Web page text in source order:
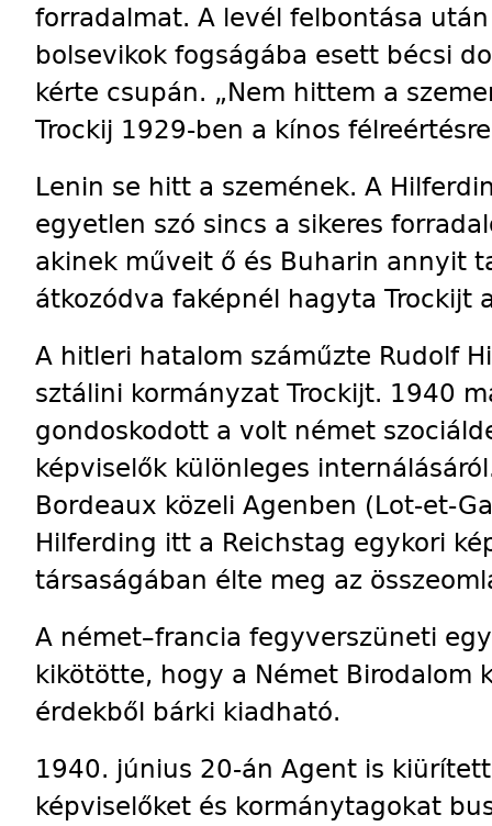
forradalmat. A levél felbontása
bolsevikok fogságába esett bécsi
kérte csupán. „Nem hittem a
Trockij 1929-ben a kínos
Lenin se hitt a szemének. A
egyetlen szó sincs a sikeres
akinek műveit ő és Buharin annyit
átkozódva faképnél hagyta Trockijt
A hitleri hatalom száműzte Rudolf
sztálini kormányzat Trockijt. 1940
gondoskodott a volt német
képviselők különleges
Bordeaux közeli Agenben (Lot-et-
Hilferding itt a Reichstag egykori
társaságában élte meg az
A német–francia fegyverszüneti
kikötötte, hogy a Német Biro­dalom
érdekből bárki kiadható.
1940. június 20-án Agent is
képviselőket és kormánytagokat